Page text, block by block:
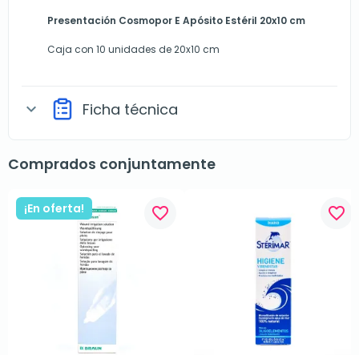
Presentación Cosmopor E Apósito Estéril 20x10 cm
Caja con 10 unidades de 20x10 cm
expand_more Ficha técnica
Comprados conjuntamente
¡En oferta! favorite_border favorite_border